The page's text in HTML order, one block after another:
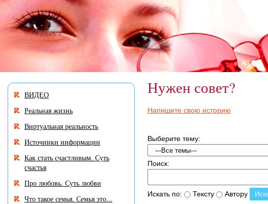
В
разделе
«Нужен
совет?»
много
историй,
авторы
которых
остро
нуждаются
Вашем
участии
совете.
Нужен совет?
Напишите свою историю
Выберите тему:
Поиск:
Искать по: Тексту Автору
ВИДЕО
Реальная жизнь
Виртуальная реальность
Источники информации
Как стать счастливым. Суть
счастья
Про любовь. Суть любви
Что такое семья. Семья это...